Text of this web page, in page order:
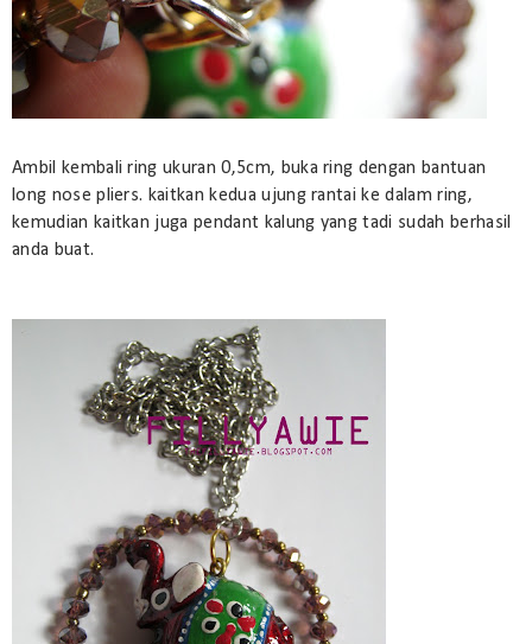
Ambil kembali ring ukuran 0,5cm, buka ring dengan bantuan
long nose pliers. kaitkan kedua ujung rantai ke dalam ring,
kemudian kaitkan juga pendant kalung yang tadi sudah berhasil
anda buat.